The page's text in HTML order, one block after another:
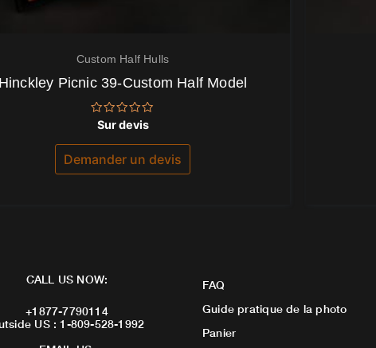
Custom Half Hulls
Picnic 39-Custom Half Model
Note
sur
Sur devis
Demander un devis
CALL US NOW:
+1877-7790114
US : 1-809-528-1992
FAQ
Guide pratique de la photo
Panier